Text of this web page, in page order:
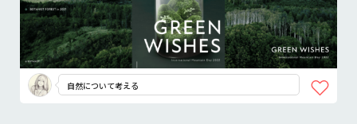
自然について考える